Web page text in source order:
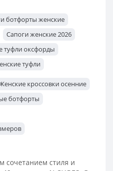
ботфорты женские
Сапоги женские 2026
туфли оксфорды
туфли
кроссовки осенние
ботфорты
сочетанием стиля и